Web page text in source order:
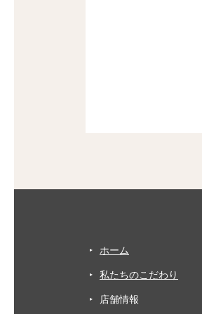
ホーム
私たちのこだわり
店舗情報